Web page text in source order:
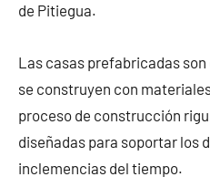
de Pitiegua.
Las casas prefabricadas
se construyen con
proceso de construcción
diseñadas para soportar los
inclemencias del tiempo.